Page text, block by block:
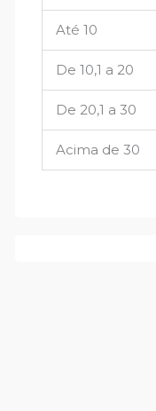
Até 10
De 10,1 a 20
De 20,1 a 30
Acima de 30